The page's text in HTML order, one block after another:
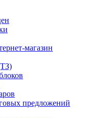
магазин
предложений